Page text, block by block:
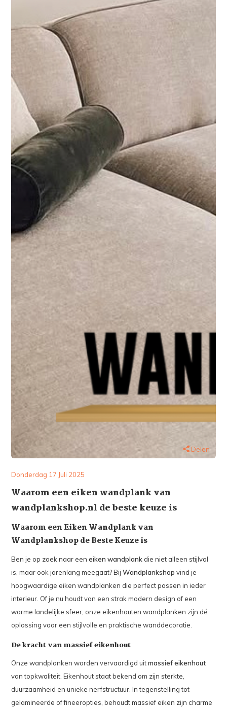
Delen
Donderdag 17 Juli 2025
Waarom een eiken wandplank van
wandplankshop.nl de beste keuze is
Waarom een Eiken Wandplank van
Wandplankshop de Beste Keuze is
Ben je op zoek naar eeneiken wandplank die niet alleen stijlvol
is, maar ook jarenlang meegaat? BijWandplankshopvind je
hoogwaardige eiken wandplanken die perfect passen in ieder
interieur. Of je nu houdt van een strak modern design of een
warme landelijke sfeer, onze eikenhouten wandplanken zijn dé
oplossing voor een stijlvolle en praktische wanddecoratie.
De kracht van massief eikenhout
Onze wandplanken worden vervaardigd uitmassief eikenhout
van topkwaliteit. Eikenhout staat bekend om zijn sterkte,
duurzaamheid en unieke nerfstructuur. In tegenstelling tot
gelamineerde of fineeropties, behoudt massief eiken zijn charme